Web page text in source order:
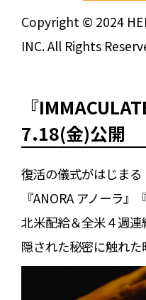
Copyright © 2024
INC. All Rights
『
7.18(金)公開
復活の儀式がはじまる
『ANORA アノーラ
北⽶配給＆全⽶４週
隠された秘密に触れ